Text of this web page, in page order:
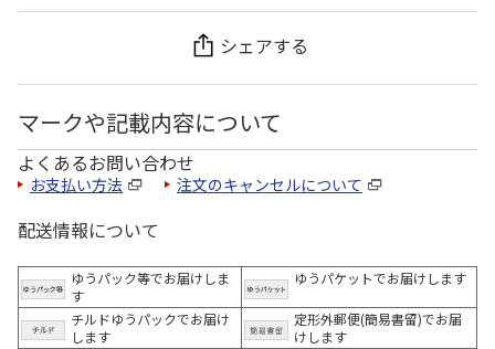
シェアする
マークや記載内容について
よくあるお問い合わせ
お支払い方法 注文のキャンセルについて
配送情報について
ゆうパック等でお届けしま
す
ゆうパケットでお届けします
チルドゆうパックでお届け
します
定形外郵便(簡易書留)でお届
けします